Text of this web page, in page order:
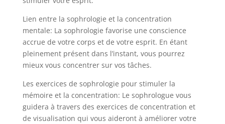
Lien entre la sophrologie et la concentration
mentale: La sophrologie favorise une conscience
accrue de votre corps et de votre esprit. En étant
pleinement présent dans l’instant, vous pourrez
mieux vous concentrer sur vos tâches.
Les exercices de sophrologie pour stimuler la
mémoire et la concentration: Le sophrologue vous
guidera à travers des exercices de concentration et
de visualisation qui vous aideront à améliorer votre